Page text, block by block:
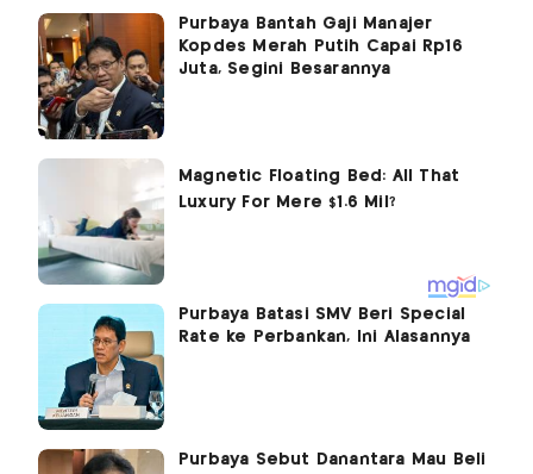
Purbaya Bantah Gaji Manajer
Kopdes Merah Putih Capai Rp16
Juta, Segini Besarannya
Purbaya Batasi SMV Beri Special
Rate ke Perbankan, Ini Alasannya
Purbaya Sebut Danantara Mau Beli